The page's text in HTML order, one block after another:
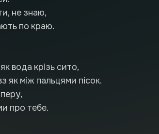
не знаю,
по краю.
вода крізь сито,
як між пальцями пісок.
про тебе.